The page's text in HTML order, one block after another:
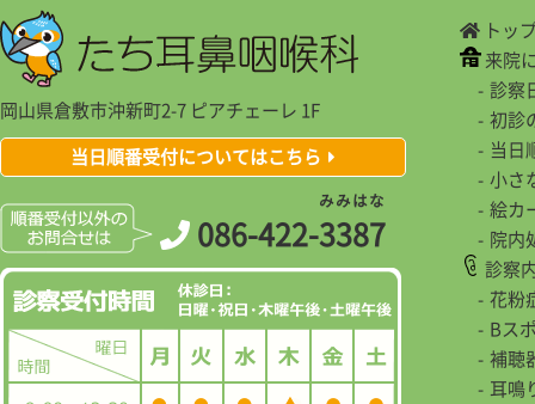
岡山県倉敷市沖新町2-7 ピアチェーレ 1F
当日順番受付についてはこちら
086-422-3
み
3
み
8
は
7
な
トッ
来院
診察
初診
当日
小さ
絵カ
院内
診察
花粉
Bス
補聴
耳鳴